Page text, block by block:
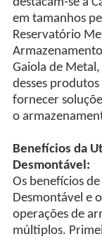
em tamanhos
Reservatório
Gaiola de Metal,
desses
fornecer
o
Benefícios da
Desmontável:
Os benefícios
Desmontável e
operações de
múltiplos.